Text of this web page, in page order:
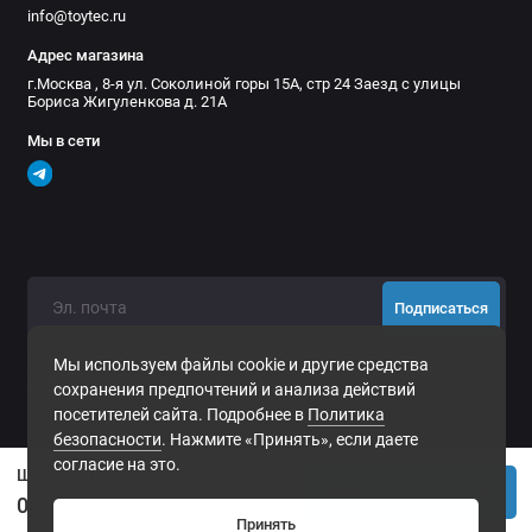
0р.
резьбовые футорки из латуни, а не алюминия и крепеж из
нержавеющей стали.
В комплект поставки входит шаблон и все необходимое для
установки шноркеля на автомобиль.
Мы используем файлы cookie и другие средства
сохранения предпочтений и анализа действий
посетителей сайта. Подробнее в Политика
безопасности. Нажмите «Принять», если даете
согласие на это.
Принять
info@toytec.ru
Адрес магазина
г.Москва , 8-я ул. Соколиной горы 15А, стр 24 Заезд с улицы
Бориса Жигуленкова д. 21А
Мы в сети
Подписаться
Нажимая на кнопку «Подписаться», Вы даетесогласие на
обработку персональных данных.